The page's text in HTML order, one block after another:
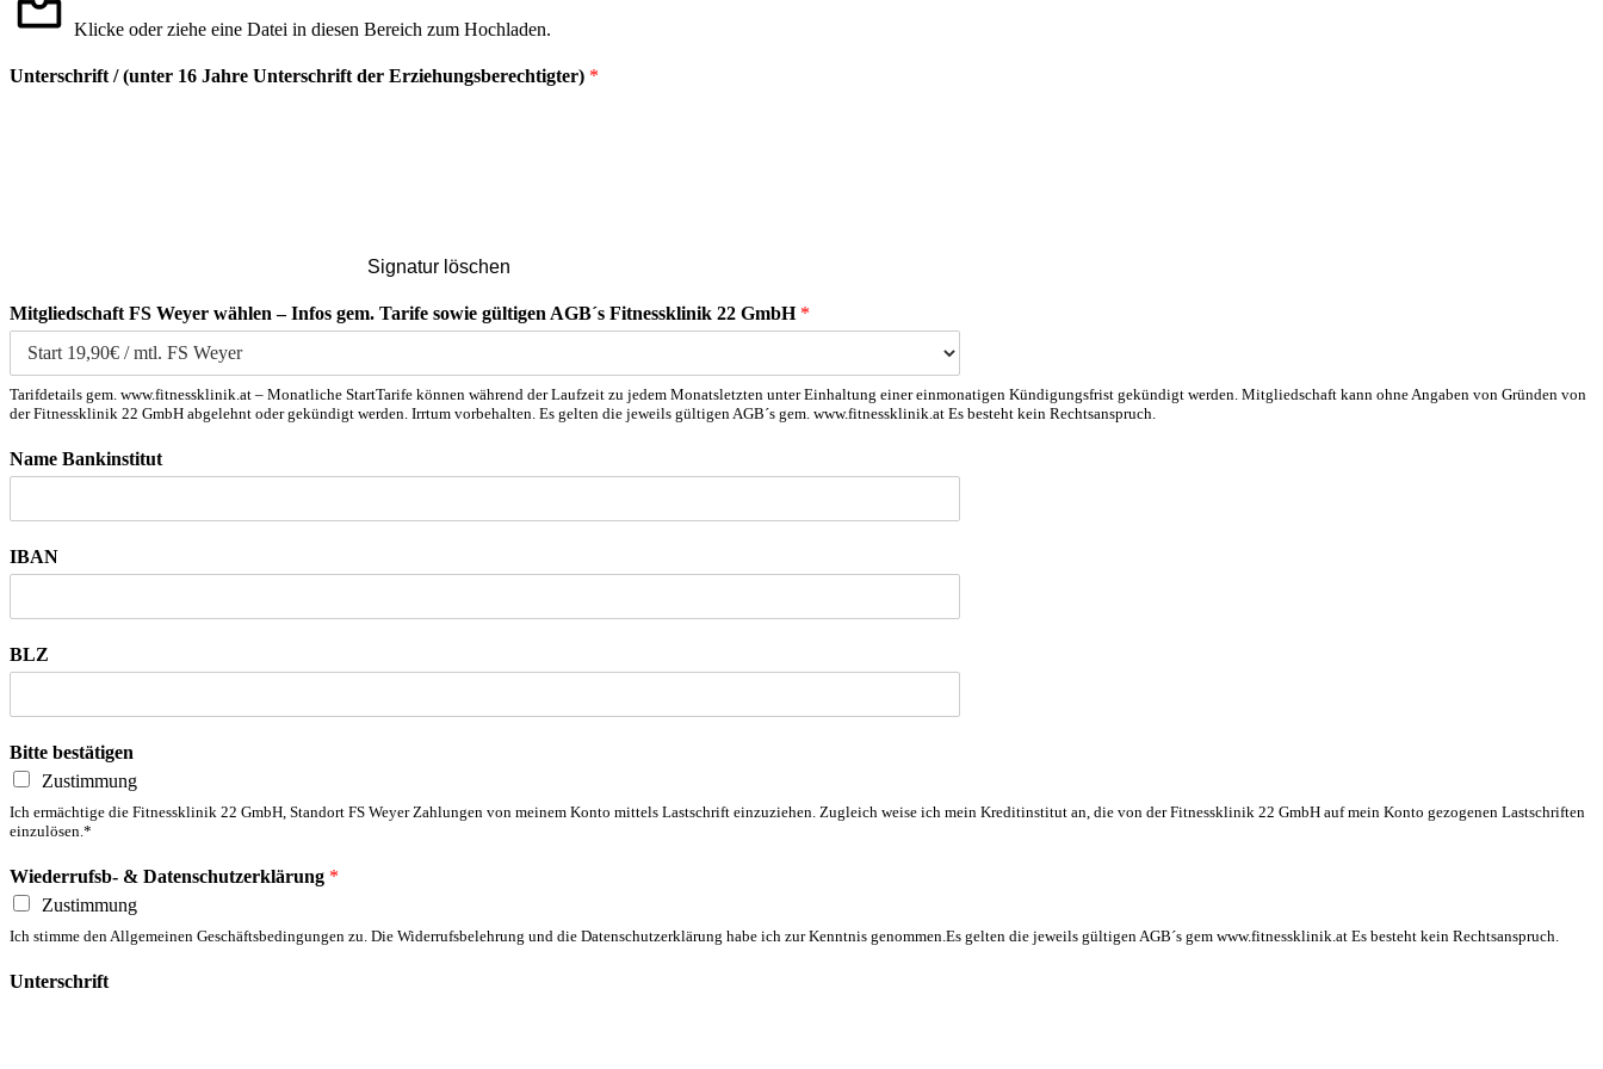
Klicke oder ziehe eine Datei in diesen Bereich zum Hochladen.
Unterschrift / (unter 16 Jahre Unterschrift der Erziehungsberechtigter) *
Signatur löschen
Mitgliedschaft FS Weyer wählen – Infos gem. Tarife sowie gültigen AGB´s Fitnessklinik 22 GmbH *
Tarifdetails gem. www.fitnessklinik.at – Monatliche StartTarife können während der Laufzeit zu jedem Monatsletzten unter Einhaltung einer einmonatigen Kündigungsfrist gekündigt werden. Mitgliedschaft kann ohne Angaben von Gründen von
der Fitnessklinik 22 GmbH abgelehnt oder gekündigt werden. Irrtum vorbehalten. Es gelten die jeweils gültigen AGB´s gem. www.fitnessklinik.at Es besteht kein Rechtsanspruch.
Name Bankinstitut
IBAN
BLZ
Bitte bestätigen
Zustimmung
Ich ermächtige die Fitnessklinik 22 GmbH, Standort FS Weyer Zahlungen von meinem Konto mittels Lastschrift einzuziehen. Zugleich weise ich mein Kreditinstitut an, die von der Fitnessklinik 22 GmbH auf mein Konto gezogenen Lastschriften
einzulösen.*
Wiederrufsb- & Datenschutzerklärung *
Zustimmung
Ich stimme den Allgemeinen Geschäftsbedingungen zu. Die Widerrufsbelehrung und die Datenschutzerklärung habe ich zur Kenntnis genommen.Es gelten die jeweils gültigen AGB´s gem www.fitnessklinik.at Es besteht kein Rechtsanspruch.
Unterschrift